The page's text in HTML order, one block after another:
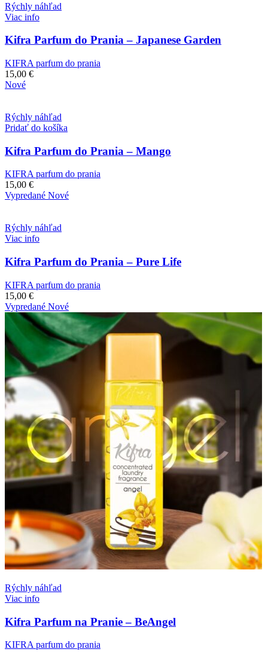
Rýchly náhľad
Viac info
Kifra Parfum do Prania – Japanese Garden
KIFRA parfum do prania
15,00 €
Nové
Rýchly náhľad
Pridať do košíka
Kifra Parfum do Prania – Mango
KIFRA parfum do prania
15,00 €
Vypredané Nové
Rýchly náhľad
Viac info
Kifra Parfum do Prania – Pure Life
KIFRA parfum do prania
15,00 €
Vypredané Nové
Rýchly náhľad
Viac info
Kifra Parfum na Pranie – BeAngel
KIFRA parfum do prania